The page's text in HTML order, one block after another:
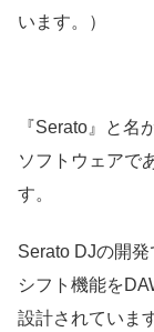
います。）
『Serato』と名
ソフトウェアで
す。
Serato DJの開
シフト機能を
設計されていま